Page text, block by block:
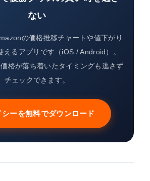
ない
の価格推移チャートや値下がり
えるアプリです（iOS / Android）。
格が落ち着いたタイミングも逃さず
チェックできます。
シーを無料でダウンロード